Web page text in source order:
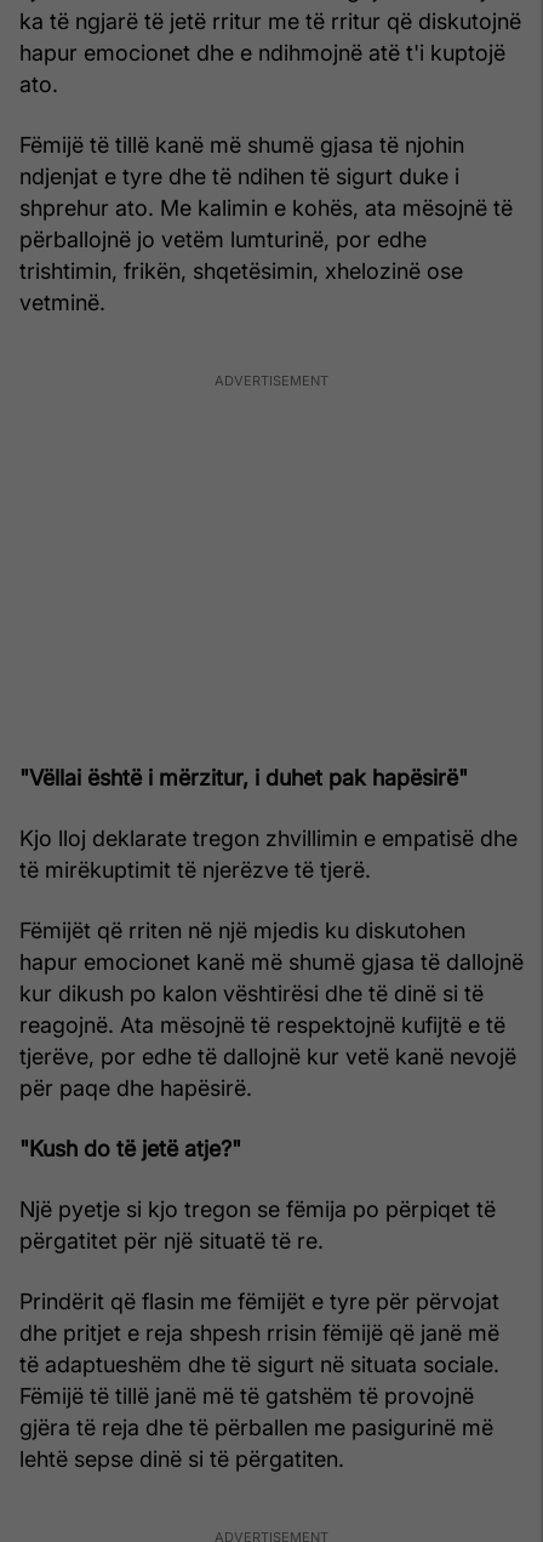
ka të ngjarë të jetë rritur me të rritur që diskutojnë
hapur emocionet dhe e ndihmojnë atë t'i kuptojë
ato.
Fëmijë të tillë kanë më shumë gjasa të njohin
ndjenjat e tyre dhe të ndihen të sigurt duke i
shprehur ato. Me kalimin e kohës, ata mësojnë të
përballojnë jo vetëm lumturinë, por edhe
trishtimin, frikën, shqetësimin, xhelozinë ose
vetminë.
"Vëllai është i mërzitur, i duhet pak hapësirë"
Kjo lloj deklarate tregon zhvillimin e empatisë dhe
të mirëkuptimit të njerëzve të tjerë.
Fëmijët që rriten në një mjedis ku diskutohen
hapur emocionet kanë më shumë gjasa të dallojnë
kur dikush po kalon vështirësi dhe të dinë si të
reagojnë. Ata mësojnë të respektojnë kufijtë e të
tjerëve, por edhe të dallojnë kur vetë kanë nevojë
për paqe dhe hapësirë.
"Kush do të jetë atje?"
Një pyetje si kjo tregon se fëmija po përpiqet të
përgatitet për një situatë të re.
Prindërit që flasin me fëmijët e tyre për përvojat
dhe pritjet e reja shpesh rrisin fëmijë që janë më
të adaptueshëm dhe të sigurt në situata sociale.
Fëmijë të tillë janë më të gatshëm të provojnë
gjëra të reja dhe të përballen me pasigurinë më
lehtë sepse dinë si të përgatiten.